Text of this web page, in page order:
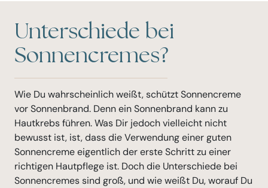
Unterschiede bei
Sonnencremes?
Wie Du wahrscheinlich weißt, schützt Sonnencreme
vor Sonnenbrand. Denn ein Sonnenbrand kann zu
Hautkrebs führen. Was Dir jedoch vielleicht nicht
bewusst ist, ist, dass die Verwendung einer guten
Sonnencreme eigentlich der erste Schritt zu einer
richtigen Hautpflege ist. Doch die Unterschiede bei
Sonnencremes sind groß, und wie weißt Du, worauf Du